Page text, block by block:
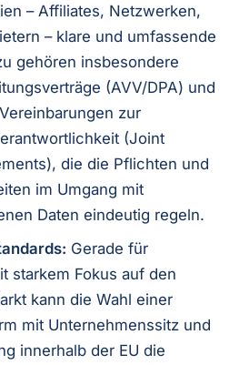
– Affiliates, Netzwerken,
– klare und umfassende
gehören insbesondere
(AVV/DPA) und
zur
(Joint
die die Pflichten und
im Umgang mit
Daten eindeutig regeln.
Gerade für
starkem Fokus auf den
kann die Wahl einer
mit Unternehmenssitz und
innerhalb der EU die